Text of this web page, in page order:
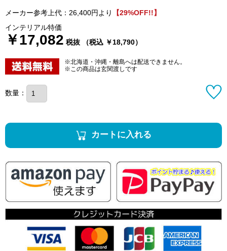
メーカー参考上代：26,400円より
【29%OFF!!】
インテリアル特価
￥17,082 税抜 （税込 ￥18,790）
※北海道・沖縄・離島へは配送できません。
※この商品は玄関渡しです
数量：
カートに入れる